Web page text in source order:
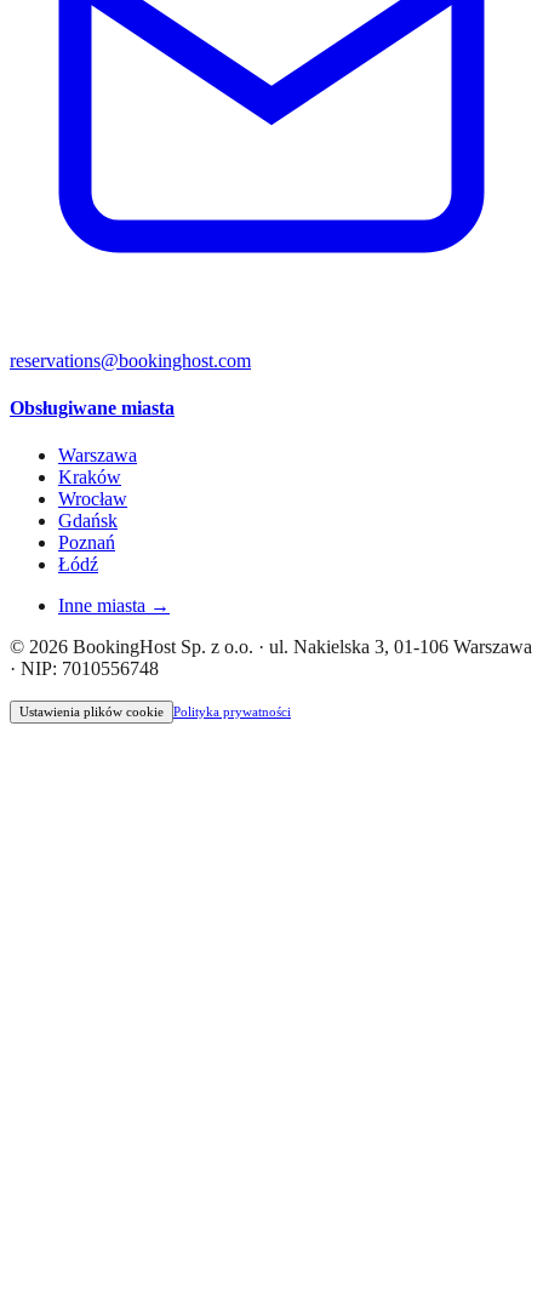
reservations@bookinghost.com
Obsługiwane miasta
Warszawa
Kraków
Wrocław
Gdańsk
Poznań
Łódź
Inne miasta →
© 2026 BookingHost Sp. z o.o. · ul. Nakielska 3, 01-106 Warszawa
· NIP: 7010556748
Ustawienia plików cookie Polityka prywatności